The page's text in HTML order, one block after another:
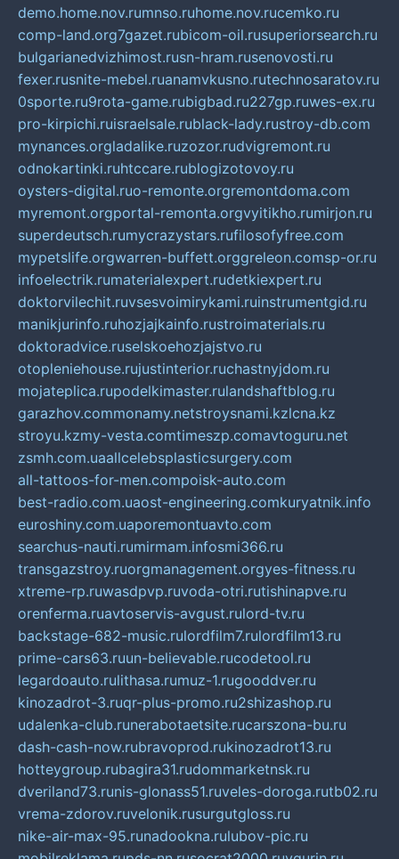
demo.home.nov.rumnso.ruhome.nov.rucemko.ru
comp-land.org7gazet.rubicom-oil.rusuperiorsearch.ru
bulgarianedvizhimost.rusn-hram.rusenovosti.ru
fexer.rusnite-mebel.ruanamvkusno.rutechnosaratov.ru
0sporte.ru9rota-game.rubigbad.ru227gp.ruwes-ex.ru
pro-kirpichi.ruisraelsale.rublack-lady.rustroy-db.com
mynances.orgladalike.ruzozor.rudvigremont.ru
odnokartinki.ruhtccare.rublogizotovoy.ru
oysters-digital.ruo-remonte.orgremontdoma.com
myremont.orgportal-remonta.orgvyitikho.rumirjon.ru
superdeutsch.rumycrazystars.rufilosofyfree.com
mypetslife.orgwarren-buffett.orggreleon.comsp-or.ru
infoelectrik.rumaterialexpert.rudetkiexpert.ru
doktorvilechit.ruvsesvoimirykami.ruinstrumentgid.ru
manikjurinfo.ruhozjajkainfo.rustroimaterials.ru
doktoradvice.ruselskoehozjajstvo.ru
otopleniehouse.rujustinterior.ruchastnyjdom.ru
mojateplica.rupodelkimaster.rulandshaftblog.ru
garazhov.commonamy.netstroysnami.kzlcna.kz
stroyu.kzmy-vesta.comtimeszp.comavtoguru.net
zsmh.com.uaallcelebsplasticsurgery.com
all-tattoos-for-men.compoisk-auto.com
best-radio.com.uaost-engineering.comkuryatnik.info
euroshiny.com.uaporemontuavto.com
searchus-nauti.rumirmam.infosmi366.ru
transgazstroy.ruorgmanagement.orgyes-fitness.ru
xtreme-rp.ruwasdpvp.ruvoda-otri.rutishinapve.ru
orenferma.ruavtoservis-avgust.rulord-tv.ru
backstage-682-music.rulordfilm7.rulordfilm13.ru
prime-cars63.ruun-believable.rucodetool.ru
legardoauto.rulithasa.rumuz-1.rugooddver.ru
kinozadrot-3.ruqr-plus-promo.ru2shizashop.ru
udalenka-club.runerabotaetsite.rucarszona-bu.ru
dash-cash-now.rubravoprod.rukinozadrot13.ru
hotteygroup.rubagira31.rudommarketnsk.ru
dveriland73.runis-glonass51.ruveles-doroga.rutb02.ru
vrema-zdorov.ruvelonik.rusurgutgloss.ru
nike-air-max-95.runadookna.rulubov-pic.ru